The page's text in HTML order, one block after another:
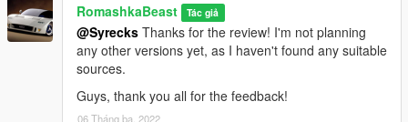
RomashkaBeast Tác giả
@Syrecks Thanks for the review! I'm not planning
any other versions yet, as I haven't found any suitable
sources.
Guys, thank you all for the feedback!
06 Tháng ba, 2022